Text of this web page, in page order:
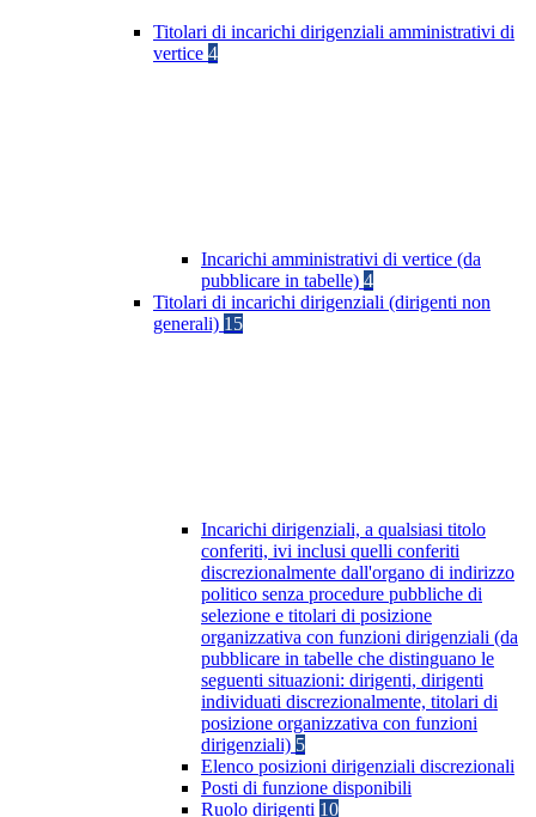
Titolari di incarichi dirigenziali amministrativi di
vertice 4
Incarichi amministrativi di vertice (da
pubblicare in tabelle) 4
Titolari di incarichi dirigenziali (dirigenti non
generali) 15
Incarichi dirigenziali, a qualsiasi titolo
conferiti, ivi inclusi quelli conferiti
discrezionalmente dall'organo di indirizzo
politico senza procedure pubbliche di
selezione e titolari di posizione
organizzativa con funzioni dirigenziali (da
pubblicare in tabelle che distinguano le
seguenti situazioni: dirigenti, dirigenti
individuati discrezionalmente, titolari di
posizione organizzativa con funzioni
dirigenziali) 5
Elenco posizioni dirigenziali discrezionali
Posti di funzione disponibili
Ruolo dirigenti 10